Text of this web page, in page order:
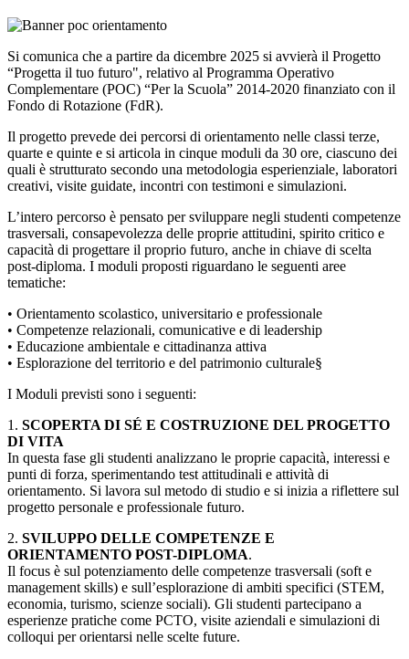
Si comunica che a partire da dicembre 2025 si avvierà il Progetto
“Progetta il tuo futuro", relativo al Programma Operativo
Complementare (POC) “Per la Scuola” 2014-2020 finanziato con il
Fondo di Rotazione (FdR).
Il progetto prevede dei percorsi di orientamento nelle classi terze,
quarte e quinte e si articola in cinque moduli da 30 ore, ciascuno dei
quali è strutturato secondo una metodologia esperienziale, laboratori
creativi, visite guidate, incontri con testimoni e simulazioni.
L’intero percorso è pensato per sviluppare negli studenti competenze
trasversali, consapevolezza delle proprie attitudini, spirito critico e
capacità di progettare il proprio futuro, anche in chiave di scelta
post-diploma. I moduli proposti riguardano le seguenti aree
tematiche:
• Orientamento scolastico, universitario e professionale
• Competenze relazionali, comunicative e di leadership
• Educazione ambientale e cittadinanza attiva
• Esplorazione del territorio e del patrimonio culturale§
I Moduli previsti sono i seguenti:
1. SCOPERTA DI SÉ E COSTRUZIONE DEL PROGETTO
DI VITA
In questa fase gli studenti analizzano le proprie capacità, interessi e
punti di forza, sperimentando test attitudinali e attività di
orientamento. Si lavora sul metodo di studio e si inizia a riflettere sul
progetto personale e professionale futuro.
2. SVILUPPO DELLE COMPETENZE E
ORIENTAMENTO POST-DIPLOMA.
Il focus è sul potenziamento delle competenze trasversali (soft e
management skills) e sull’esplorazione di ambiti specifici (STEM,
economia, turismo, scienze sociali). Gli studenti partecipano a
esperienze pratiche come PCTO, visite aziendali e simulazioni di
colloqui per orientarsi nelle scelte future.